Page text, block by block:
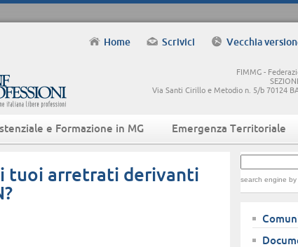
Home Scrivici Vecchia
e Formazione in MG Emergenza Territoriale
FIMMG -
Via Santi Cirillo e Metodio n. 5/b 70124
search engine by
tuoi arretrati derivanti